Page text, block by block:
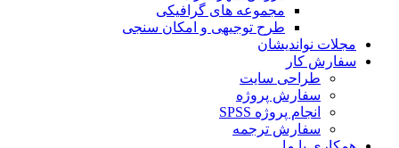
مجموعه های گرافیکی
طرح توجیهی و امکان سنجی
مجلات نواندیشان
سفارش کار
طراحی سایت
سفارش پروژه
انجام پروژه SPSS
سفارش ترجمه